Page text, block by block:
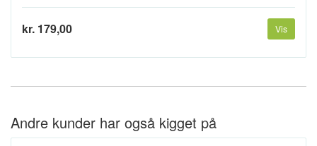
kr. 179,00 Vis
Andre kunder har også kigget på